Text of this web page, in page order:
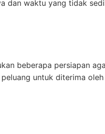
dan waktu yang tidak
beberapa persiapan
untuk diterima oleh